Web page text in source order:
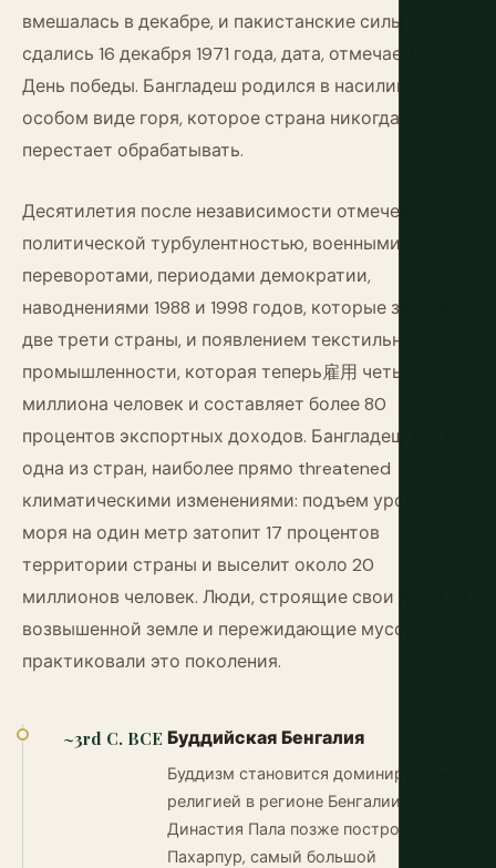
вмешалась в декабре, и пакистанские силы
сдались 16 декабря 1971 года, дата, отмечаемая как
День победы. Бангладеш родился в насилии и в
особом виде горя, которое страна никогда не
перестает обрабатывать.
Десятилетия после независимости отмечены
политической турбулентностью, военными
переворотами, периодами демократии,
наводнениями 1988 и 1998 годов, которые затопили
две трети страны, и появлением текстильной
промышленности, которая теперь雇用 четыре
миллиона человек и составляет более 80
процентов экспортных доходов. Бангладеш также
одна из стран, наиболее прямо threatened
климатическими изменениями: подъем уровня
моря на один метр затопит 17 процентов
территории страны и выселит около 20
миллионов человек. Люди, строящие свои дома на
возвышенной земле и пережидающие муссон,
практиковали это поколения.
~3rd C. BCE Буддийская Бенгалия
Буддизм становится доминирующей
религией в регионе Бенгалии.
Династия Пала позже построит
Пахарпур, самый большой